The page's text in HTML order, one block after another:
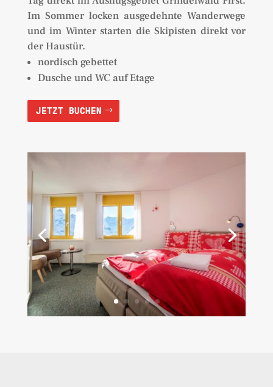
Im Sommer locken ausgedehnte Wanderwege
und im Winter starten die Skipisten direkt vor
der Haustür.
nordisch gebettet
Dusche und WC auf Etage
JETZT BUCHEN